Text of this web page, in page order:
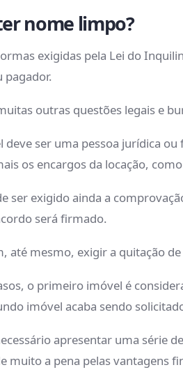
nome limpo?
exigidas pela Lei do
pagador.
outras questões legais e
deve ser uma pessoa jurídica
os encargos da locação,
ser exigido ainda a
será firmado.
até mesmo, exigir a quitação
o primeiro imóvel é
imóvel acaba sendo
apresentar uma série
muito a pena pelas vantagens